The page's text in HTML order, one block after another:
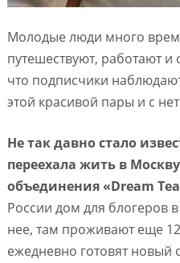
Молодые люди много
путешествуют, работают
что подписчики
этой красивой пары и с
Не так давно стало
переехала жить в
объединения «Dream
России дом для блогеров
нее, там проживают еще
ежедневно готовят новый